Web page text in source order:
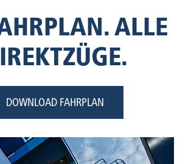
ALLE
DOWNLOAD FAHRPLAN